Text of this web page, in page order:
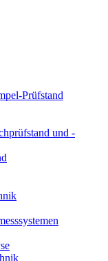
Prüfstand
und -